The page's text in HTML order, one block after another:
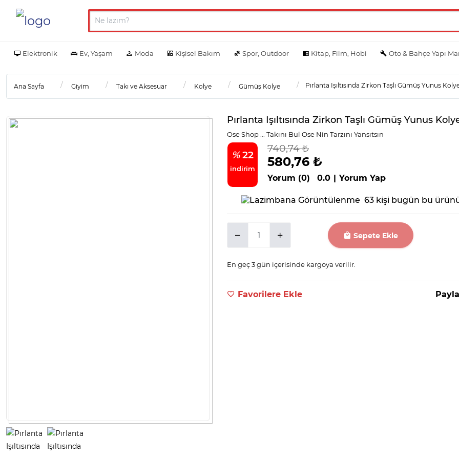
Elektronik Ev, Yaşam Moda Kişisel Bakım Spor, Outdoor Kitap, Film, Hobi Oto & Bahçe Yapı
Ana Sayfa Giyim Takı ve Aksesuar Kolye Gümüş Kolye Pırlanta Işıltısında Zirkon Taşlı Gümüş Yunus
Pırlanta Işıltısında Zirkon Taşlı Gümüş Yunus
Ose Shop ... Takını Bul Ose Nin Tarzını Yansıtsın
%22
indirim
740,74 ₺
580,76 ₺
Yorum (0) 0.0 | Yorum Yap
63 kişi bugün bu
Sepete Ekle
En geç 3 gün içerisinde kargoya verilir.
Favorilere Ekle